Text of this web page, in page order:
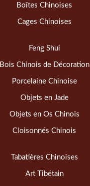
Boîtes Chinoises
Cages Chinoises
Feng Shui
Bois Chinois de Décoration
Porcelaine Chinoise
Objets en Jade
Objets en Os Chinois
Cloisonnés Chinois
Tabatières Chinoises
Art Tibétain